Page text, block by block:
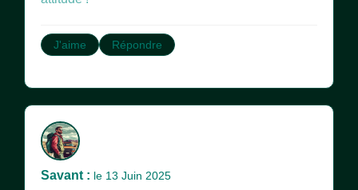
J'aime Répondre
Savant : le 13 Juin 2025